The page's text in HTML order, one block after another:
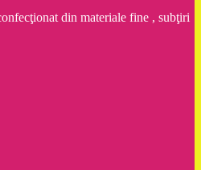
din materiale fine , subţiri